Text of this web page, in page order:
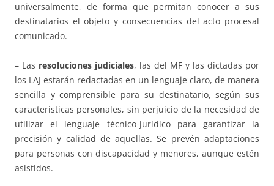
universalmente, de forma que permitan conocer a sus
destinatarios el objeto y consecuencias del acto procesal
comunicado.
– Las resoluciones judiciales, las del MF y las dictadas por
los LAJ estarán redactadas en un lenguaje claro, de manera
sencilla y comprensible para su destinatario, según sus
características personales, sin perjuicio de la necesidad de
utilizar el lenguaje técnico-jurídico para garantizar la
precisión y calidad de aquellas. Se prevén adaptaciones
para personas con discapacidad y menores, aunque estén
asistidos.